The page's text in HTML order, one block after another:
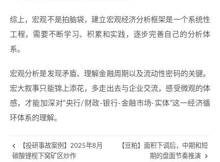
综上，宏观不是拍脑袋，建立宏观经济分析框架是一个系统性
工程，需要不断学习、积累和实践，逐步完善自己的分析体
系。
宏观分析是发现矛盾、理解金融周期以及流动性密码的关键。
宏大叙事只能锦上添花，多走出去与企业交流，感受微观的体
感，才能加深对“央行/财政-银行-金融市场-实体”这一经济循
环体系的理解。
【投研事故案例】2025年8月
碳酸锂枧下窝矿区炒作
【豆粕】面积下调后，中期和短
期的盘面节奏推演